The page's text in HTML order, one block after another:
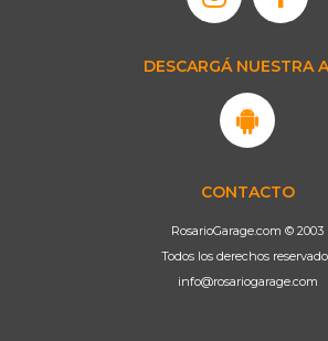
DESCARGÁ NUESTRA
CONTACTO
RosarioGarage.com © 2003
Todos los derechos
info@rosariogarage.com